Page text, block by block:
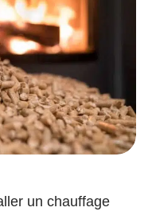
un chauffage